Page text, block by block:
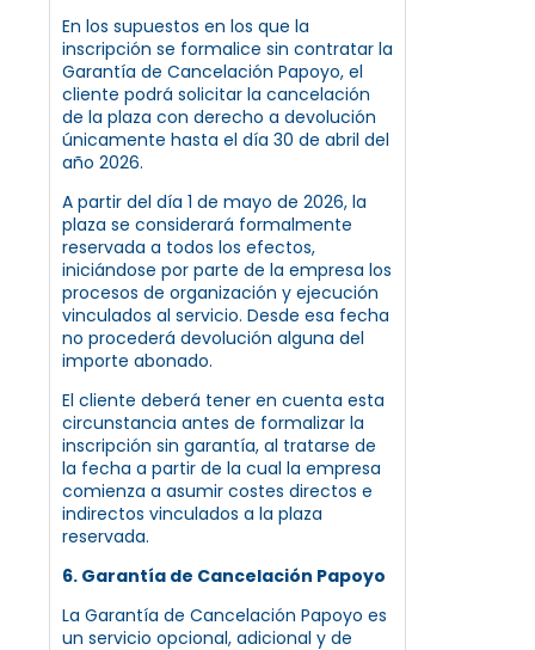
En los supuestos en los que la
inscripción se formalice sin contratar la
Garantía de Cancelación Papoyo, el
cliente podrá solicitar la cancelación
de la plaza con derecho a devolución
únicamente hasta el día 30 de abril del
año 2026.
A partir del día 1 de mayo de 2026, la
plaza se considerará formalmente
reservada a todos los efectos,
iniciándose por parte de la empresa los
procesos de organización y ejecución
vinculados al servicio. Desde esa fecha
no procederá devolución alguna del
importe abonado.
El cliente deberá tener en cuenta esta
circunstancia antes de formalizar la
inscripción sin garantía, al tratarse de
la fecha a partir de la cual la empresa
comienza a asumir costes directos e
indirectos vinculados a la plaza
reservada.
6. Garantía de Cancelación Papoyo
La Garantía de Cancelación Papoyo es
un servicio opcional, adicional y de